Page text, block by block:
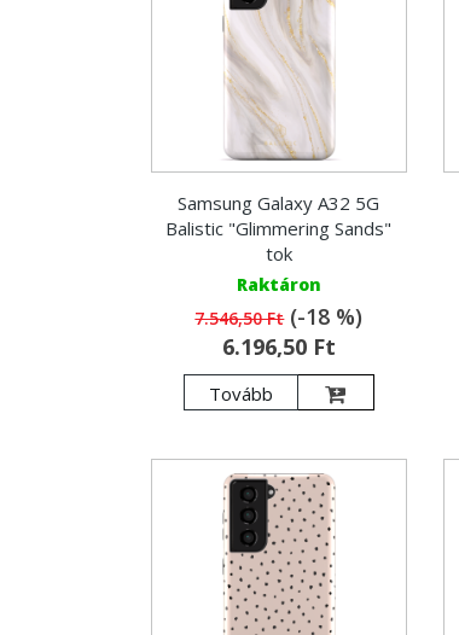
Samsung Galaxy A32 5G
Balistic "Glimmering Sands"
tok
Raktáron
7.546,50 Ft(-18 %)
6.196,50 Ft
Tovább